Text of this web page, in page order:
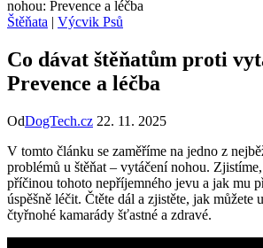
nohou: Prevence a léčba
Štěňata | Výcvik Psů
Co dávat štěňatům proti
Prevence a léčba
OdDogTech.cz 22. 11. 2025
V tomto článku se zaměříme na jedno z
problémů u štěňat – vytáčení nohou.
příčinou tohoto nepříjemného jevu a jak mu
úspěšně léčit. Čtěte dál a zjistěte, jak můžete
čtyřnohé kamarády šťastné a zdravé.